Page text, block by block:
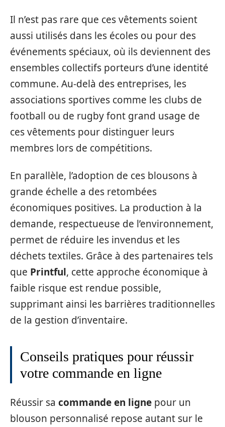
Il n’est pas rare que ces vêtements soient
aussi utilisés dans les écoles ou pour des
événements spéciaux, où ils deviennent des
ensembles collectifs porteurs d’une identité
commune. Au-delà des entreprises, les
associations sportives comme les clubs de
football ou de rugby font grand usage de
ces vêtements pour distinguer leurs
membres lors de compétitions.
En parallèle, l’adoption de ces blousons à
grande échelle a des retombées
économiques positives. La production à la
demande, respectueuse de l’environnement,
permet de réduire les invendus et les
déchets textiles. Grâce à des partenaires tels
que Printful, cette approche économique à
faible risque est rendue possible,
supprimant ainsi les barrières traditionnelles
de la gestion d’inventaire.
Conseils pratiques pour réussir
votre commande en ligne
Réussir sa commande en ligne pour un
blouson personnalisé repose autant sur le